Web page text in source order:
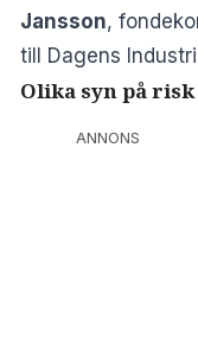
Jansson,
till Dagens
Olika syn på risk
ANNONS